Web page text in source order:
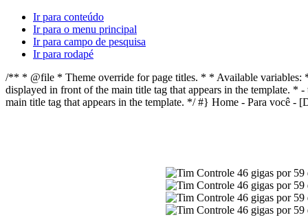
Ir para conteúdo
Ir para o menu principal
Ir para campo de pesquisa
Ir para rodapé
/** * @file * Theme override for page titles. * * Available variables:
displayed in front of the main title tag that appears in the template.
main title tag that appears in the template. */ #} Home - Para você -
Espírito Santo